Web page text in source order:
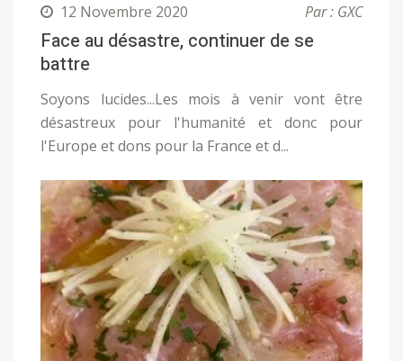
12 Novembre 2020 Par : GXC
Face au désastre, continuer de se
battre
Soyons lucides...Les mois à venir vont être
désastreux pour l'humanité et donc pour
l'Europe et dons pour la France et d...